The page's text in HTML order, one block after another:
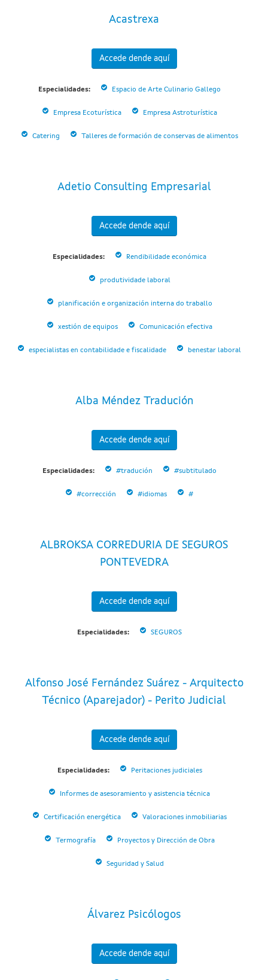
Acastrexa
Accede dende aquí
Especialidades: Espacio de Arte Culinario Gallego
Empresa Ecoturística Empresa Astroturística
Catering Talleres de formación de conservas de alimentos
Adetio Consulting Empresarial
Accede dende aquí
Especialidades: Rendibilidade económica
produtividade laboral
planificación e organización interna do traballo
xestión de equipos Comunicación efectiva
especialistas en contabilidade e fiscalidade benestar laboral
Alba Méndez Tradución
Accede dende aquí
Especialidades: #tradución #subtitulado
#corrección #idiomas #
ALBROKSA CORREDURIA DE SEGUROS
PONTEVEDRA
Accede dende aquí
Especialidades: SEGUROS
Alfonso José Fernández Suárez - Arquitecto
Técnico (Aparejador) - Perito Judicial
Accede dende aquí
Especialidades: Peritaciones judiciales
Informes de asesoramiento y asistencia técnica
Certificación energética Valoraciones inmobiliarias
Termografía Proyectos y Dirección de Obra
Seguridad y Salud
Álvarez Psicólogos
Accede dende aquí